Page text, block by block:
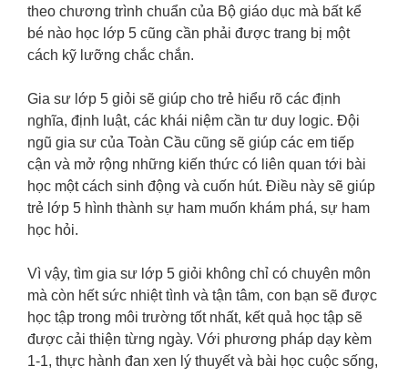
theo chương trình chuẩn của Bộ giáo dục mà bất kể
bé nào học lớp 5 cũng cần phải được trang bị một
cách kỹ lưỡng chắc chắn.
Gia sư lớp 5 giỏi sẽ giúp cho trẻ hiểu rõ các định
nghĩa, định luật, các khái niệm cần tư duy logic. Đội
ngũ gia sư của Toàn Cầu cũng sẽ giúp các em tiếp
cận và mở rộng những kiến thức có liên quan tới bài
học một cách sinh động và cuốn hút. Điều này sẽ giúp
trẻ lớp 5 hình thành sự ham muốn khám phá, sự ham
học hỏi.
Vì vậy, tìm gia sư lớp 5 giỏi không chỉ có chuyên môn
mà còn hết sức nhiệt tình và tận tâm, con bạn sẽ được
học tập trong môi trường tốt nhất, kết quả học tập sẽ
được cải thiện từng ngày. Với phương pháp dạy kèm
1-1, thực hành đan xen lý thuyết và bài học cuộc sống,